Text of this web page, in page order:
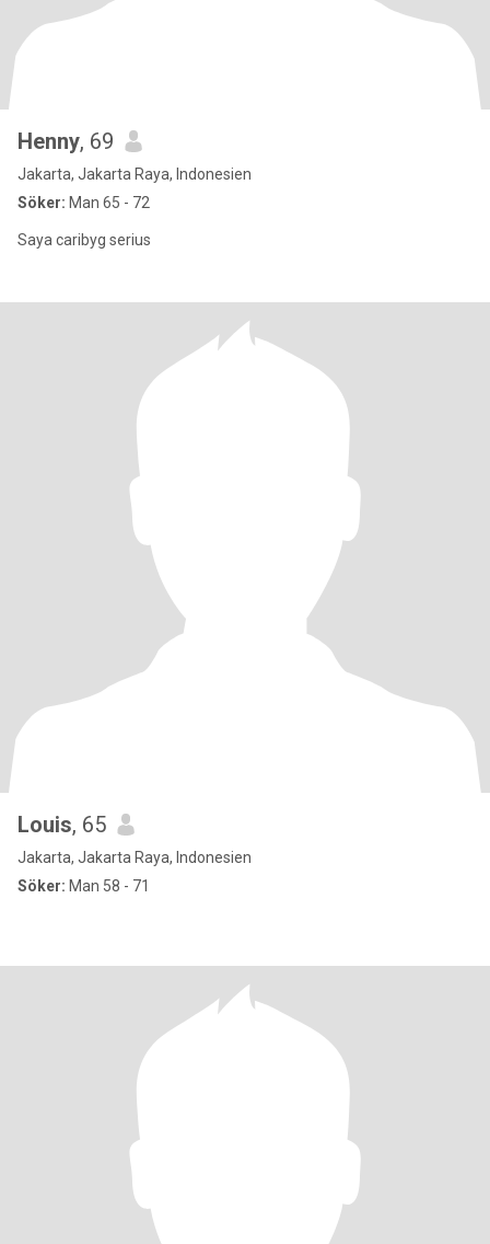
Henny, 69
Jakarta, Jakarta Raya, Indonesien
Söker: Man 65 - 72
Saya caribyg serius
Louis, 65
Jakarta, Jakarta Raya, Indonesien
Söker: Man 58 - 71